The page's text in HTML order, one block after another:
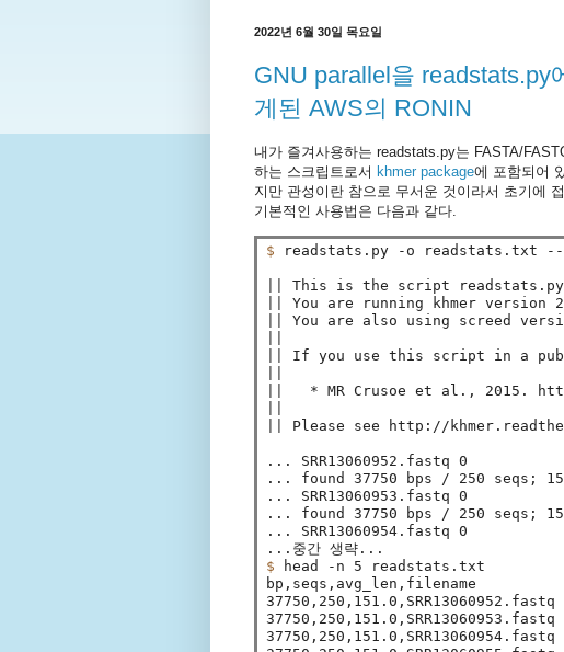
2022년 6월 30일 목요일
GNU parallel을
게된 AWS의 RONIN
내가 즐겨사용하는 readstats.py는 FASTA/
하는 스크립트로서 khmer package에 포함되어
지만 관성이란 참으로 무서운 것이라서 초기에
기본적인 사용법은 다음과 같다.
$ readstats.py -o readstats.txt
Please see http://
... SRR13060952.fastq 0
... found 37750 bps / 250 seqs;
... SRR13060953.fastq 0
... found 37750 bps / 250 seqs;
... SRR13060954.fastq 0
$
head -n 5 readstats.txt
bp,seqs,avg_len,filename
37750,250,151.0,SRR13060952.fastq
37750,250,151.0,SRR13060953.fastq
37750,250,151.0,SRR13060954.fastq